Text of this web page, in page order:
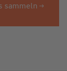
sammeln